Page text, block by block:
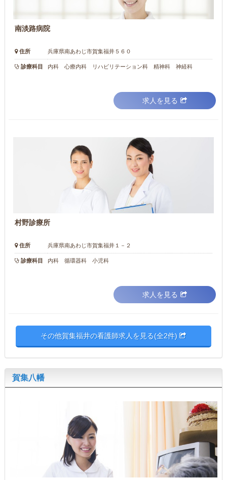
南淡路病院
住所 兵庫県南あわじ市賀集福井５６０
診療科目 内科 心療内科 リハビリテーション科 精神科 神経科
求人を見る
村野診療所
住所 兵庫県南あわじ市賀集福井１－２
診療科目 内科 循環器科 小児科
求人を見る
その他賀集福井の看護師求人を見る(全2件)
賀集八幡